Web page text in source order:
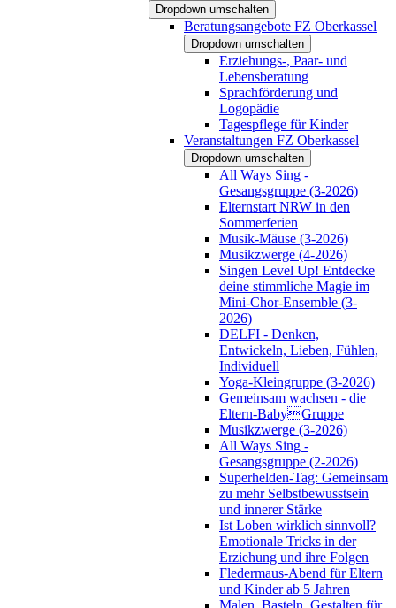
Dropdown umschalten
Beratungsangebote FZ Oberkassel
Dropdown umschalten
Erziehungs-, Paar- und
Lebensberatung
Sprachförderung und
Logopädie
Tagespflege für Kinder
Veranstaltungen FZ Oberkassel
Dropdown umschalten
All Ways Sing -
Gesangsgruppe (3-2026)
Elternstart NRW in den
Sommerferien
Musik-Mäuse (3-2026)
Musikzwerge (4-2026)
Singen Level Up! Entdecke
deine stimmliche Magie im
Mini-Chor-Ensemble (3-
2026)
DELFI - Denken,
Entwickeln, Lieben, Fühlen,
Individuell
Yoga-Kleingruppe (3-2026)
Gemeinsam wachsen - die
Eltern-BabyGruppe
Musikzwerge (3-2026)
All Ways Sing -
Gesangsgruppe (2-2026)
Superhelden-Tag: Gemeinsam
zu mehr Selbstbewusstsein
und innerer Stärke
Ist Loben wirklich sinnvoll?
Emotionale Tricks in der
Erziehung und ihre Folgen
Fledermaus-Abend für Eltern
und Kinder ab 5 Jahren
Malen, Basteln, Gestalten für